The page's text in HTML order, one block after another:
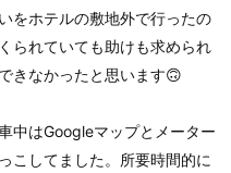
をホテルの敷地外で行ったの
られていても助けも求められ
きなかったと思います🙃
中はGoogleマップとメーター
こしてました。所要時間的に